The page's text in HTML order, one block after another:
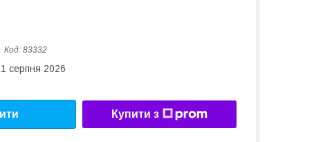
Код: 83332
серпня 2026
Купити з